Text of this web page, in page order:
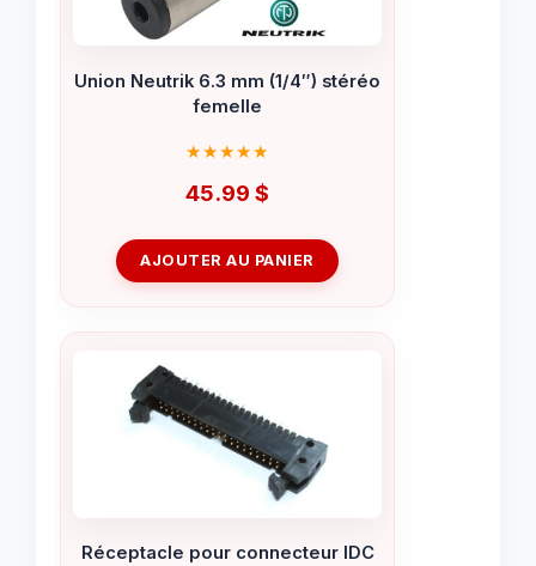
Union Neutrik 6.3 mm (1/4″) stéréo
femelle
45.99 $
AJOUTER AU PANIER
Réceptacle pour connecteur IDC